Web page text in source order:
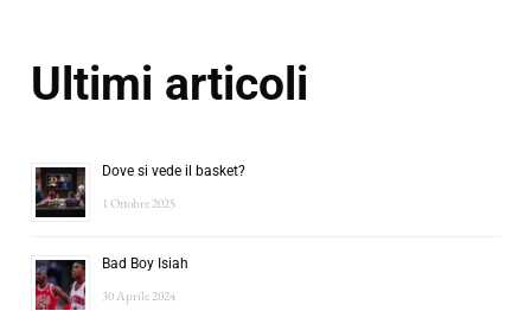
Ultimi articoli
Dove si vede il basket?
1 Ottobre 2025
Bad Boy Isiah
30 Aprile 2024